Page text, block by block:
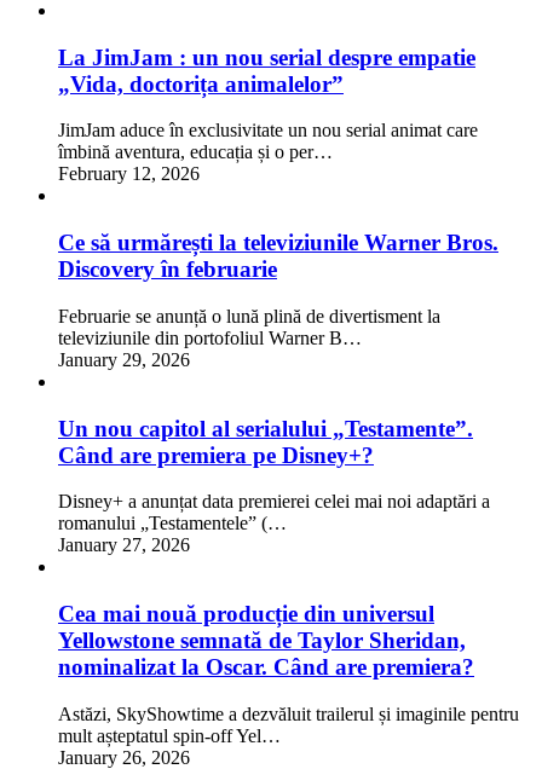
La JimJam : un nou serial despre empatie
„Vida, doctorița animalelor”
JimJam aduce în exclusivitate un nou serial animat care
îmbină aventura, educația și o per…
February 12, 2026
Ce să urmărești la televiziunile Warner Bros.
Discovery în februarie
Februarie se anunță o lună plină de divertisment la
televiziunile din portofoliul Warner B…
January 29, 2026
Un nou capitol al serialului „Testamente”.
Când are premiera pe Disney+?
Disney+ a anunțat data premierei celei mai noi adaptări a
romanului „Testamentele” (…
January 27, 2026
Cea mai nouă producție din universul
Yellowstone semnată de Taylor Sheridan,
nominalizat la Oscar. Când are premiera?
Astăzi, SkyShowtime a dezvăluit trailerul și imaginile pentru
mult așteptatul spin-off Yel…
January 26, 2026